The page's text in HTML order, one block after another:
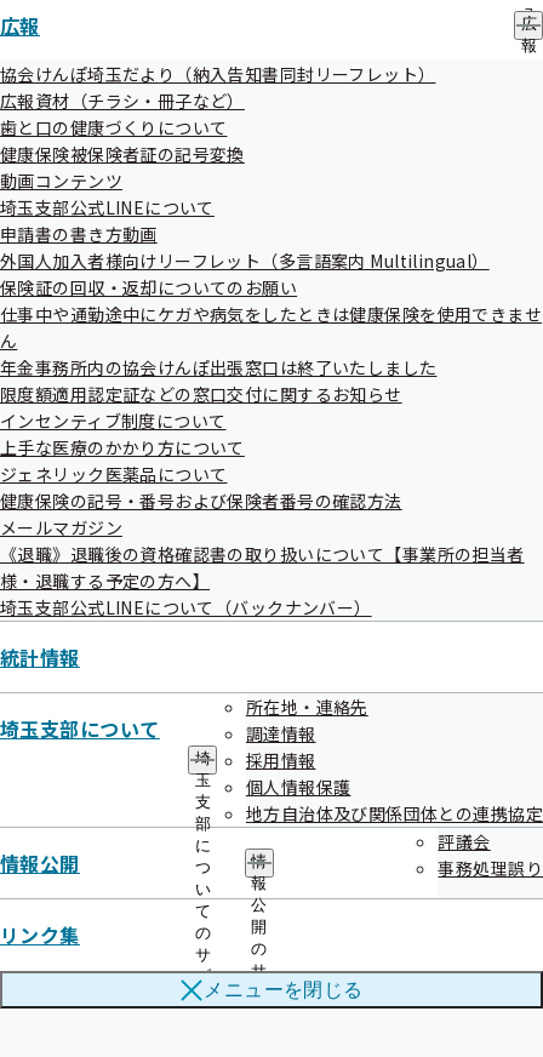
ュ
ー
広報
広
報
協会けんぽ埼玉だより（納入告知書同封リーフレット）
広報資材（チラシ・冊子など）
歯と口の健康づくりについて
健康保険被保険者証の記号変換
動画コンテンツ
埼玉支部公式LINEについて
申請書の書き方動画
外国人加入者様向けリーフレット（多言語案内 Multilingual）
保険証の回収・返却についてのお願い
仕事中や通勤途中にケガや病気をしたときは健康保険を使用できませ
ん
年金事務所内の協会けんぽ出張窓口は終了いたしました
限度額適用認定証などの窓口交付に関するお知らせ
インセンティブ制度について
上手な医療のかかり方について
ジェネリック医薬品について
健康保険の記号・番号および保険者番号の確認方法
メールマガジン
《退職》退職後の資格確認書の取り扱いについて【事業所の担当者
様・退職する予定の方へ】
埼玉支部公式LINEについて（バックナンバー）
統計情報
埼玉支部について
埼
玉
支
部
に
つ
い
て
の
サ
ブ
メ
所在地・連絡先
調達情報
採用情報
個人情報保護
地方自治体及び関係団体との連携協定
情報公開
情
報
公
開
の
サ
ブ
メ
評議会
事務処理誤り
リンク集
メニューを閉じる
メンタルヘルス
働く人のメンタルヘルス・ポータルサイト「こころの
耳」（社団法人日本産業カウンセラー協会）
インフルエンザ対策
インフルエンザ対策関連情報 （厚生労働省）
協会けんぽでは助成事業はありませんが、市区町村に
よっては接種費用の助成を行っている場合があります。
くわしくは市町村の広報誌・ホームページをご覧いただ
くか、窓口にお問い合わせください。
新型コロナウイルス感染症対策
新型コロナウイルス感染予防のために（厚生労働省）
職場における新型コロ ナウイルス感染症の拡大を防止す
るためのチェックリスト（厚生労働省）